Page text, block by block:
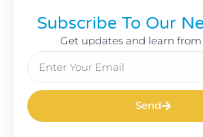
Subscribe To Our
Get updates and learn
Send